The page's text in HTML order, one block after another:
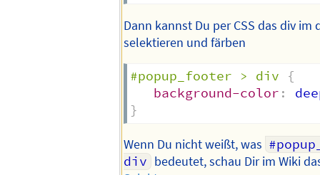
Dann kannst Du per CSS das div im
selektieren und färben
#popup_footer > div
{
background-color :
}
Wenn Du nicht weißt, was
div bedeutet, schau Dir im Wiki